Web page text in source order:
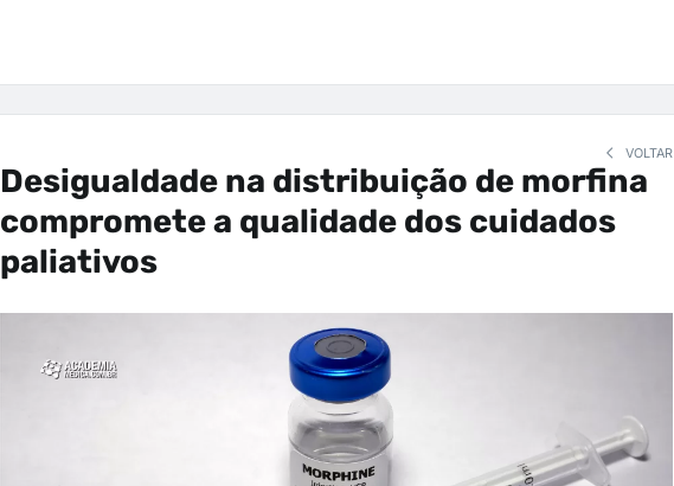
VOLTAR
Desigualdade na distribuição de morfina
compromete a qualidade dos cuidados
paliativos